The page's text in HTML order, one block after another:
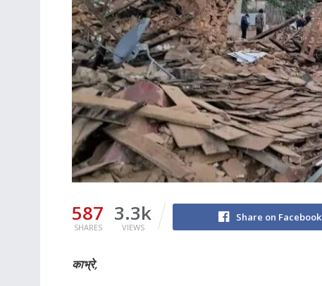
587
SHARES
3.3k
VIEWS
Share on Facebook
काभ्रे,